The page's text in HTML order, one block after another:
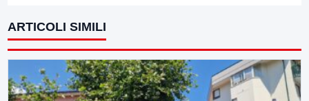
ARTICOLI SIMILI